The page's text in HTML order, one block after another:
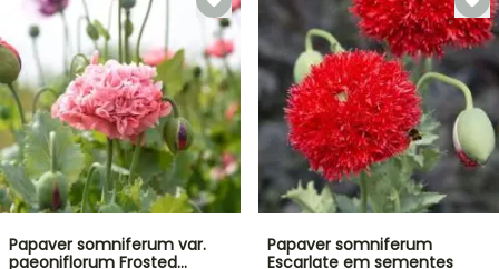
Papaver somniferum var.
paeoniflorum Frosted…
Papaver somniferum
Escarlate em sementes